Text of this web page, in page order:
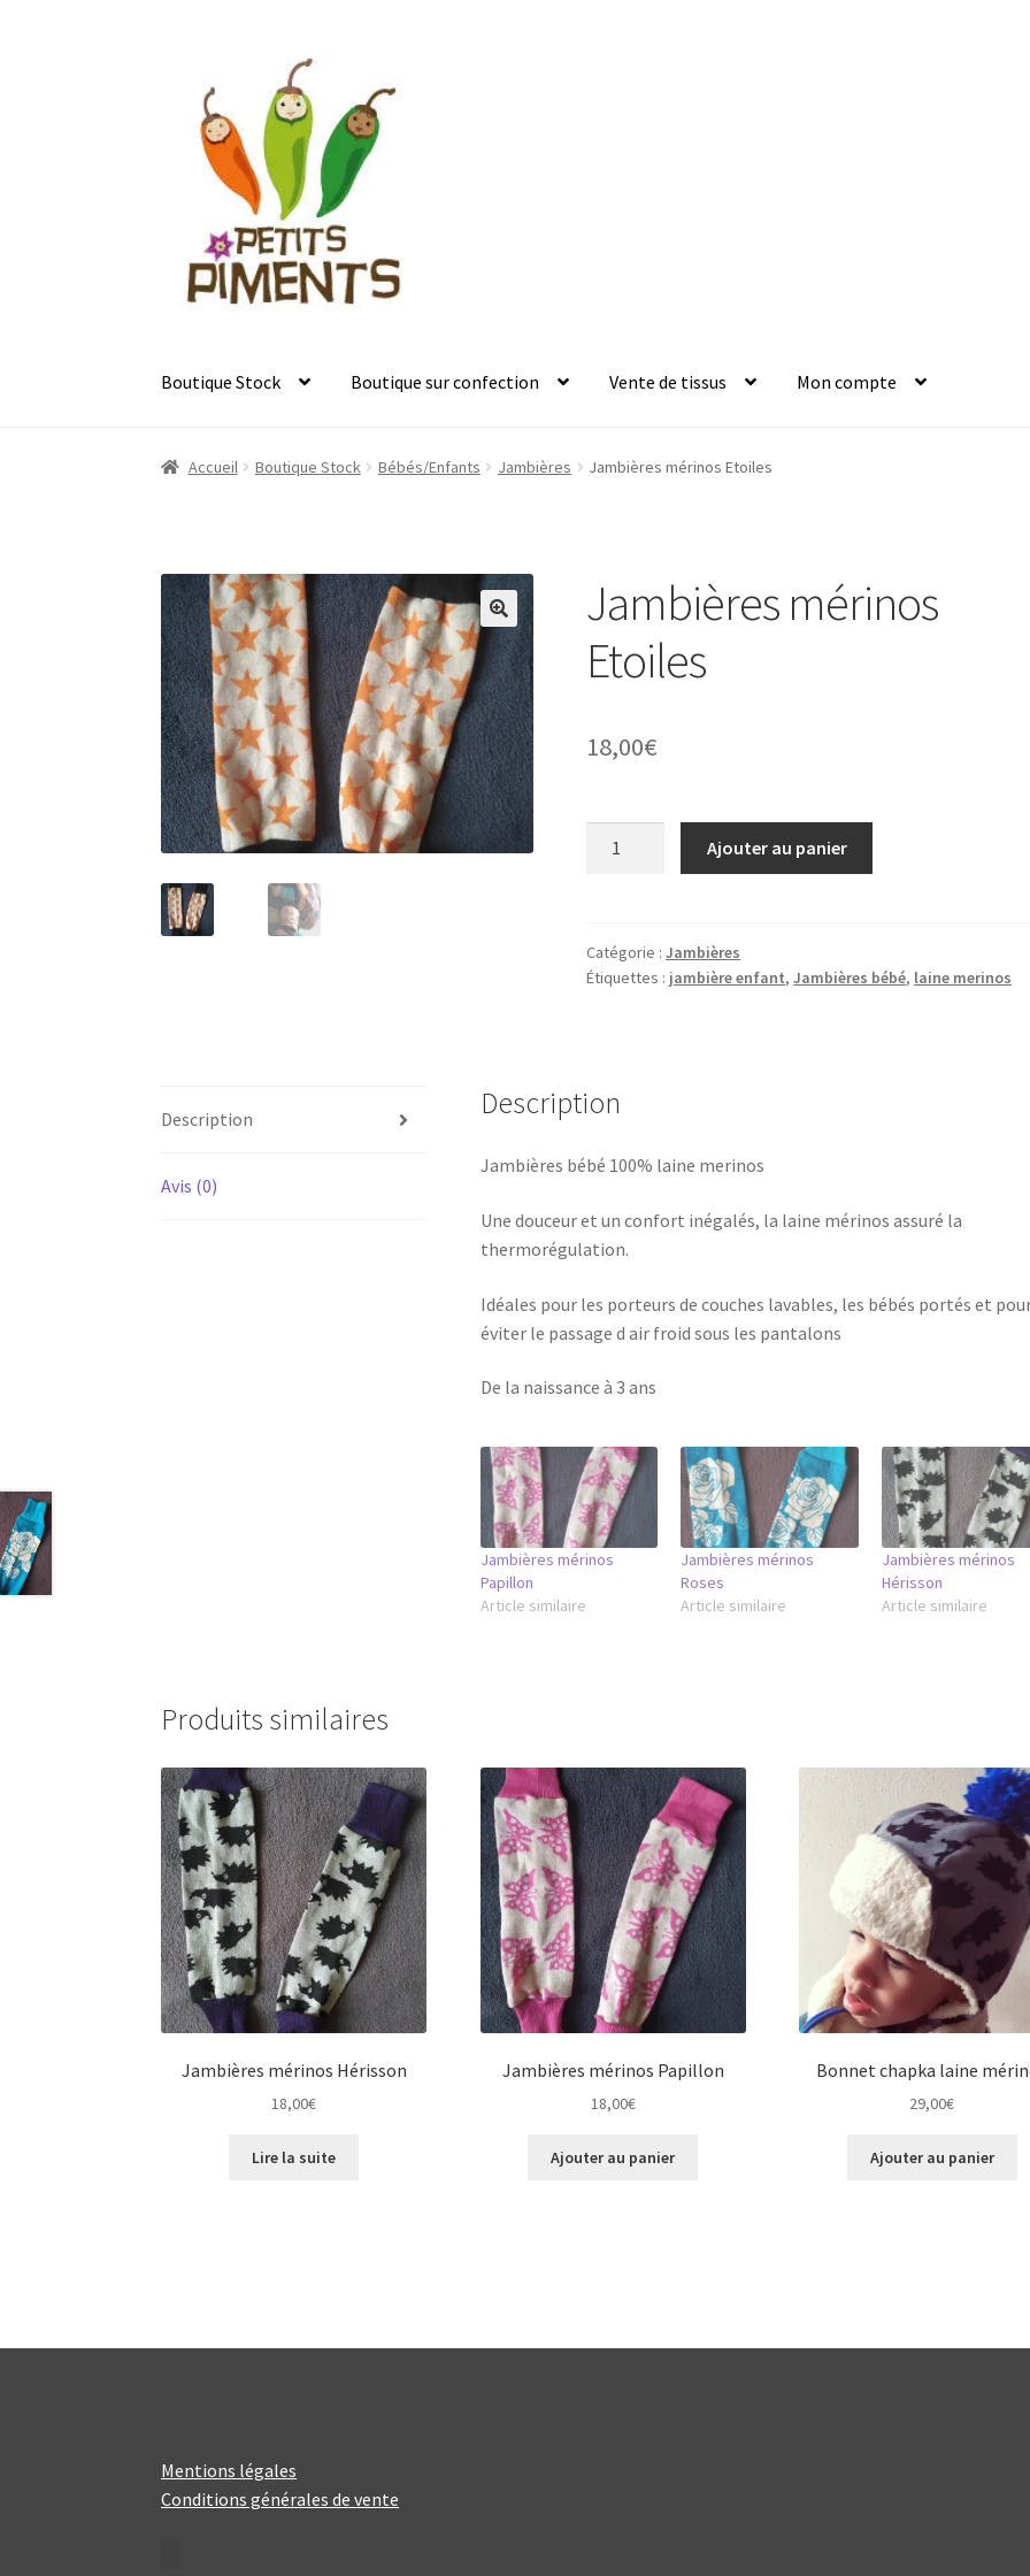
navigation
contenu
Boutique Stock Boutique sur confection Vente de tissus Mon compte
Accueil Boutique Stock Bébés/Enfants Jambières Jambières mérinos Etoiles
Jambières mérinos
Etoiles
18,00€
Etoiles
Ajouter au panier
Catégorie :Jambières
Étiquettes : jambière enfant,Jambières bébé, laine merinos
Description
Avis (0)
Description
Jambières bébé 100% laine merinos
Une douceur et un confort inégalés, la laine mérinos assuré la
thermorégulation.
Idéales pour les porteurs de couches lavables, les bébés portés et
éviter le passage d air froid sous les pantalons
De la naissance à 3 ans
Jambières mérinos
Papillon
Article similaire
Jambières mérinos
Roses
Article similaire
Jambières mérinos
Hérisson
Article similaire
Produits similaires
Jambières mérinos Hérisson
18,00€
Lire la suite
Jambières mérinos Papillon
18,00€
Ajouter au panier
Bonnet chapka laine
29,00€
Ajouter au panier
Mentions légales
Conditions générales de vente